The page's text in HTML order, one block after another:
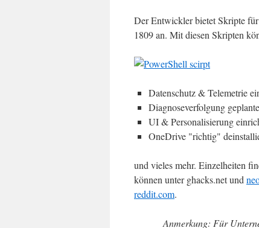
Der Entwickler bietet Skripte
1809 an. Mit diesen Skripten
Datenschutz & Telemetrie
Diagnoseverfolgung
UI & Personalisierung
OneDrive "richtig"
und vieles mehr. Einzelheiten
können unter ghacks.net und
reddit.com.
Anmerkung: Für